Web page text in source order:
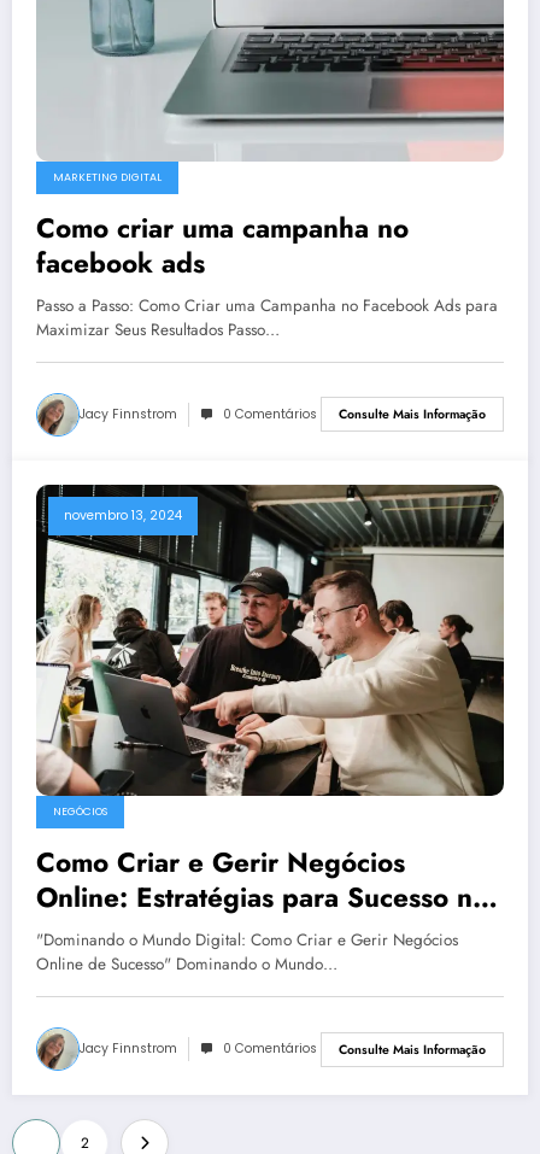
MARKETING DIGITAL
Como criar uma campanha no
facebook ads
Passo a Passo: Como Criar uma Campanha no Facebook Ads para
Maximizar Seus Resultados Passo…
Jacy Finnstrom 0 Comentários Consulte Mais Informação
novembro 13, 2024
NEGÓCIOS
Como Criar e Gerir Negócios
Online: Estratégias para Sucesso no
Mundo Digital
"Dominando o Mundo Digital: Como Criar e Gerir Negócios
Online de Sucesso" Dominando o Mundo…
Jacy Finnstrom 0 Comentários Consulte Mais Informação
Paginação
2